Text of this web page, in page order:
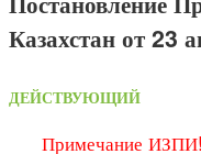
Казахстан от 23
ДЕЙСТВУЮЩИЙ
Примечание ИЗПИ!